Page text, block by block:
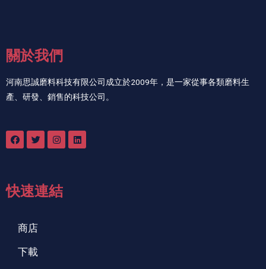
關於我們
河南思誠磨料科技有限公司成立於2009年，是一家從事各類磨料生
產、研發、銷售的科技公司。
快速連結
商店
下載